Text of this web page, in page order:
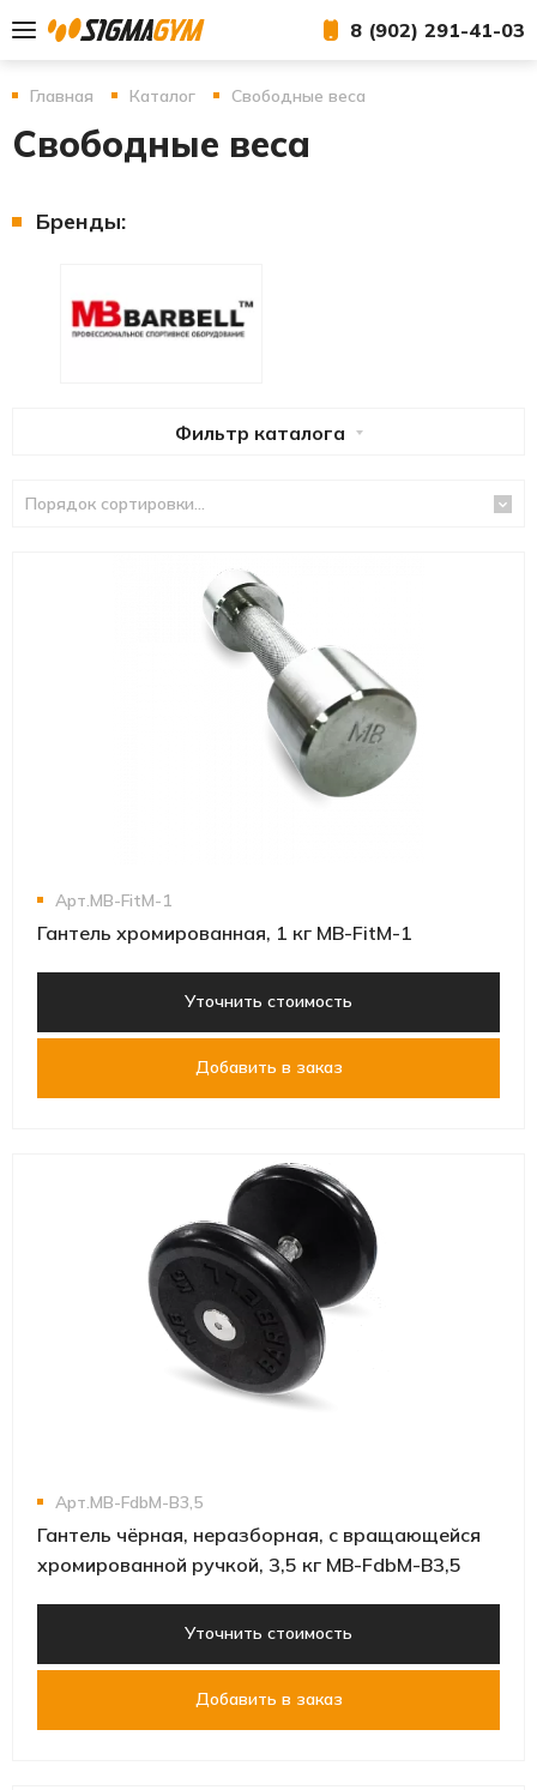
8 (902) 291-41-03
Главная Каталог Свободные веса
Свободные веса
Бренды:
Фильтр каталога
Арт.MB-FitM-1
Гантель хромированная, 1 кг MB-FitM-1
Уточнить стоимость
Добавить в заказ
Арт.MB-FdbM-B3,5
Гантель чёрная, неразборная, с вращающейся
хромированной ручкой, 3,5 кг MB-FdbM-B3,5
Уточнить стоимость
Добавить в заказ